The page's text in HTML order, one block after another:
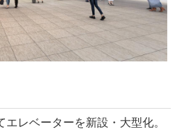
レベーターを新設・大型化。